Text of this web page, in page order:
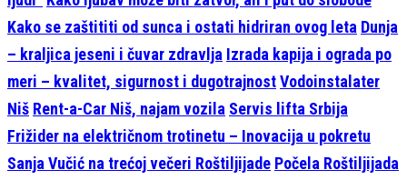
Kako se zaštititi od sunca i ostati hidriran ovog leta Dunja
– kraljica jeseni i čuvar zdravlja Izrada kapija i ograda po
meri – kvalitet, sigurnost i dugotrajnostVodoinstalater
Niš Rent-a-Car Niš, najam vozila Servis lifta Srbija
Frižider na električnom trotinetu – Inovacija u pokretu
Sanja Vučić na trećoj večeri Roštiljijade Počela Roštiljijada